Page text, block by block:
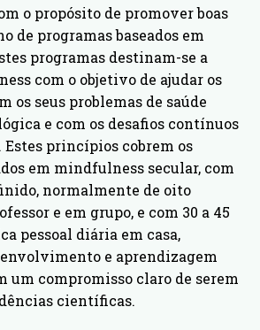
o propósito de promover boas
de programas baseados em
programas destinam-se a
com o objetivo de ajudar os
os seus problemas de saúde
e com os desafios contínuos
princípios cobrem os
em mindfulness secular, com
normalmente de oito
e em grupo, e com 30 a 45
pessoal diária em casa,
e aprendizagem
um compromisso claro de serem
científicas.